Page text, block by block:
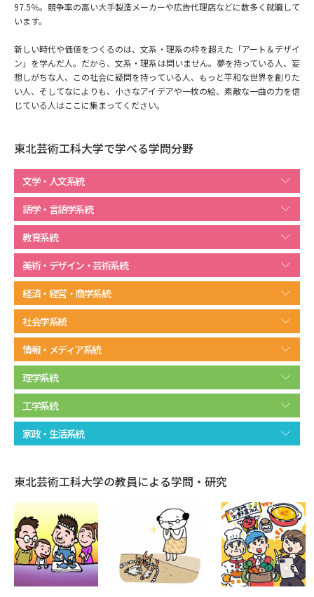
幼稚園教員資格認定試験 小学校教員資格認定試験
試験
大学研究
大学で学べる内容や特徴を調べる
新増設大学・学部・学科特集
集
データサイエンス特集
デジタルパンフレット
新学年スタート号特集ページ
（高3生用）
新学年スタート号特集ページ
SELFBRAND特集ページ
オープンキャンパスなどを調べる
オープンキャンパス検索 実施プログラムから探す
資料検索
志望校・出願校を調べる
97.5％。競争率の高い大手製造メーカーや広告代理店などに数多く就職して
います。
新しい時代や価値をつくるのは、文系・理系の枠を超えた「アート＆デザイ
ン」を学んだ人。だから、文系・理系は問いません。夢を持っている人、妄
想しがちな人、この社会に疑問を持っている人、もっと平和な世界を創りた
い人、そしてなによりも、小さなアイデアや一枚の絵、素敵な一曲の力を信
じている人はここに集まってください。
東北芸術工科大学で学べる学問分野
文学・人文系統
語学・言語学系統
教育系統
美術・デザイン・芸術系統
経済・経営・商学系統
社会学系統
情報・メディア系統
理学系統
工学系統
家政・生活系統
東北芸術工科大学の教員による学問・研究